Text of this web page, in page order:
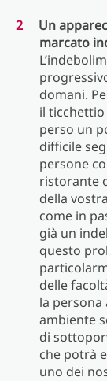
Un
marcato
domani.
il
perso un
difficile
persone
ristorante
della
come in
già un
questo
delle
la
ambiente
di
che potrà
uno dei